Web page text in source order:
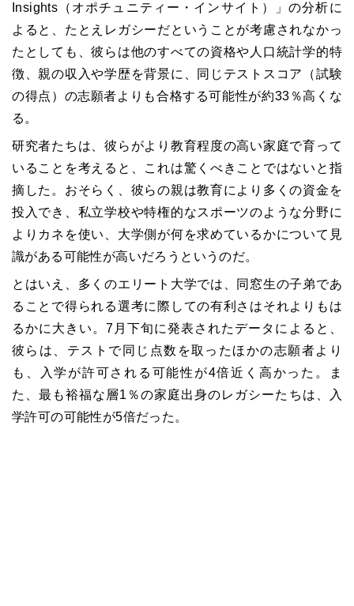
Insights（オポチュニティー・インサイト）」の分析に
よると、たとえレガシーだということが考慮されなかっ
たとしても、彼らは他のすべての資格や人口統計学的特
徴、親の収入や学歴を背景に、同じテストスコア（試験
の得点）の志願者よりも合格する可能性が約33％高くな
る。
研究者たちは、彼らがより教育程度の高い家庭で育って
いることを考えると、これは驚くべきことではないと指
摘した。おそらく、彼らの親は教育により多くの資金を
投入でき、私立学校や特権的なスポーツのような分野に
よりカネを使い、大学側が何を求めているかについて見
識がある可能性が高いだろうというのだ。
とはいえ、多くのエリート大学では、同窓生の子弟であ
ることで得られる選考に際しての有利さはそれよりもは
るかに大きい。7月下旬に発表されたデータによると、
彼らは、テストで同じ点数を取ったほかの志願者より
も、入学が許可される可能性が4倍近く高かった。ま
た、最も裕福な層1％の家庭出身のレガシーたちは、入
学許可の可能性が5倍だった。